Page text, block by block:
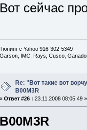
Вот сейчас
Тюнинг с Yahoo 916-302-5349
Garson, IMC, Rays, Cusco,
Re: "Вот такие вот
B00M3R
« Ответ #26 : 23.11.2008 08:05:49 »
B00M3R